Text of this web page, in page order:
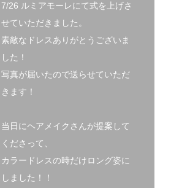
7/26 ルミアモーレにて式を上げさ
せていただきました。
素敵なドレスありがとうございま
した！
写真が届いたので送らせていただ
きます！
当日にヘアメイクさんが提案して
くださって、
カラードレスの時だけロング姿に
しました！！